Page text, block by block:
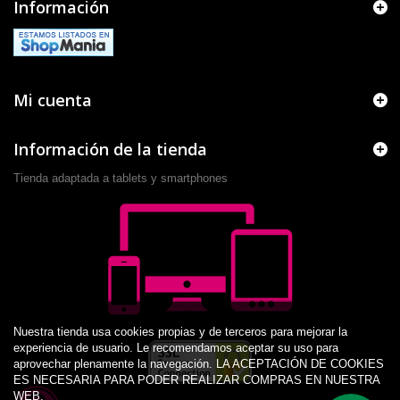
Información
Mi cuenta
Información de la tienda
Tienda adaptada a tablets y smartphones
Nuestra tienda usa cookies propias y de terceros para mejorar la
experiencia de usuario. Le recomendamos aceptar su uso para
aprovechar plenamente la navegación. LA ACEPTACIÓN DE COOKIES
ES NECESARIA PARA PODER REALIZAR COMPRAS EN NUESTRA
WEB.